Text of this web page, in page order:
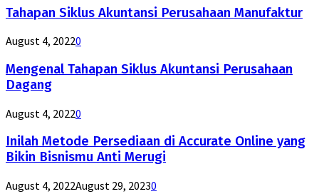
Tahapan Siklus Akuntansi Perusahaan Manufaktur
August 4, 20220
Mengenal Tahapan Siklus Akuntansi Perusahaan
Dagang
August 4, 20220
Inilah Metode Persediaan di Accurate Online yang
Bikin Bisnismu Anti Merugi
August 4, 2022August 29, 20230